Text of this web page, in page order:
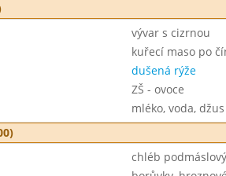
vývar s cizrnou
kuřecí maso po
dušená rýže
ZŠ - ovoce
mléko, voda, džus
chléb